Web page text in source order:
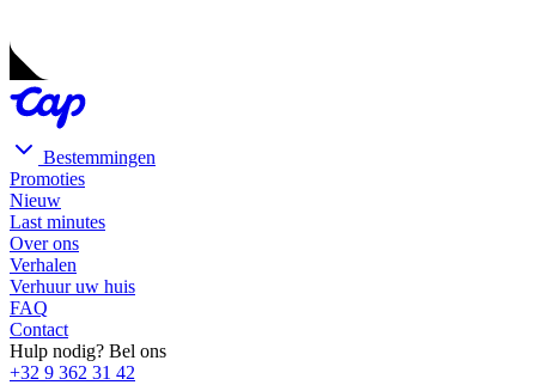
Bestemmingen
Promoties
Nieuw
Last minutes
Over ons
Verhalen
Verhuur uw huis
FAQ
Contact
Hulp nodig? Bel ons
+32 9 362 31 42